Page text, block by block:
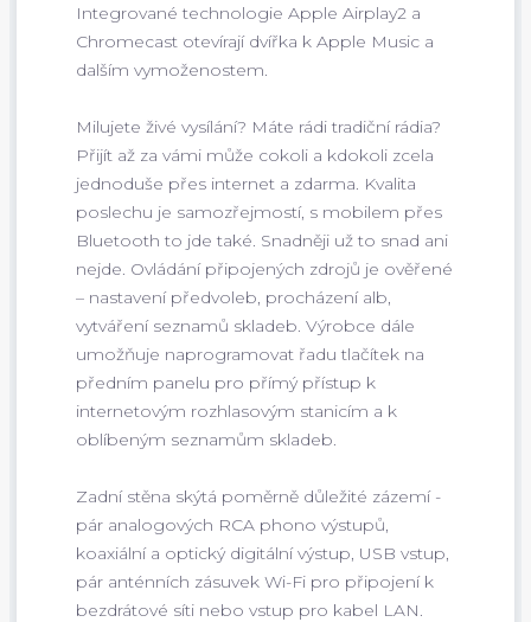
Integrované technologie Apple Airplay2 a
Chromecast otevírají dvířka k Apple Music a
dalším vymoženostem.
Milujete živé vysílání? Máte rádi tradiční rádia?
Přijít až za vámi může cokoli a kdokoli zcela
jednoduše přes internet a zdarma. Kvalita
poslechu je samozřejmostí, s mobilem přes
Bluetooth to jde také. Snadněji už to snad ani
nejde. Ovládání připojených zdrojů je ověřené
– nastavení předvoleb, procházení alb,
vytváření seznamů skladeb. Výrobce dále
umožňuje naprogramovat řadu tlačítek na
předním panelu pro přímý přístup k
internetovým rozhlasovým stanicím a k
oblíbeným seznamům skladeb.
Zadní stěna skýtá poměrně důležité zázemí -
pár analogových RCA phono výstupů,
koaxiální a optický digitální výstup, USB vstup,
pár anténních zásuvek Wi-Fi pro připojení k
bezdrátové síti nebo vstup pro kabel LAN.